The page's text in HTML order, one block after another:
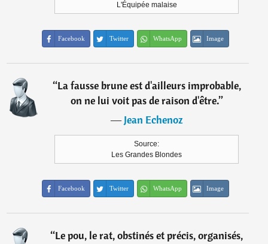
L'Équipée malaise
Facebook Twitter WhatsApp Image
“La fausse brune est d'ailleurs improbable,
on ne lui voit pas de raison d'être.”
―Jean Echenoz
Source:
Les Grandes Blondes
Facebook Twitter WhatsApp Image
“Le pou, le rat, obstinés et précis, organisés,